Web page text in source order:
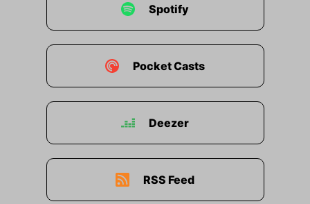
Spotify
Pocket Casts
Deezer
RSS Feed